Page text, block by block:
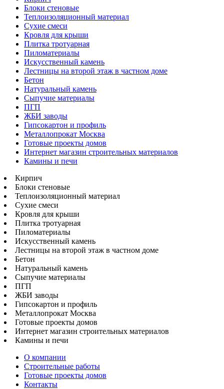
Блоки стеновые
Теплоизоляционный материал
Сухие смеси
Кровля для крыши
Плитка тротуарная
Пиломатериалы
Искусственный камень
Лестницы на второй этаж в частном доме
Бетон
Натуральный камень
Сыпучие материалы
ПГП
ЖБИ заводы
Гипсокартон и профиль
Металлопрокат Москва
Готовые проекты домов
Интернет магазин строительных материалов
Камины и печи
Кирпич
Блоки стеновые
Теплоизоляционный материал
Сухие смеси
Кровля для крыши
Плитка тротуарная
Пиломатериалы
Искусственный камень
Лестницы на второй этаж в частном доме
Бетон
Натуральный камень
Сыпучие материалы
ПГП
ЖБИ заводы
Гипсокартон и профиль
Металлопрокат Москва
Готовые проекты домов
Интернет магазин строительных материалов
Камины и печи
О компании
Строительные работы
Готовые проекты домов
Контакты